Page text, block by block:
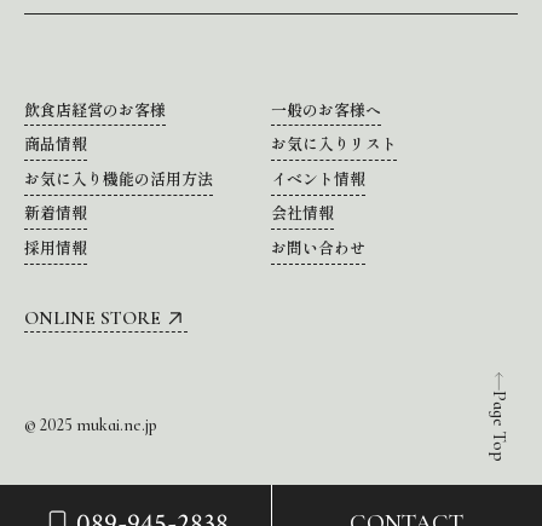
Page Top
飲食店経営のお客様
一般のお客様へ
商品情報
お気に入りリスト
お気に入り機能の活用方法
イベント情報
新着情報
会社情報
採用情報
お問い合わせ
ONLINE STORE
© 2025 mukai.ne.jp